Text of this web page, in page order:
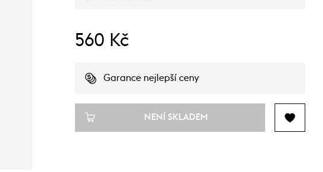
560 Kč
Garance nejlepší ceny
NENÍ SKLADEM